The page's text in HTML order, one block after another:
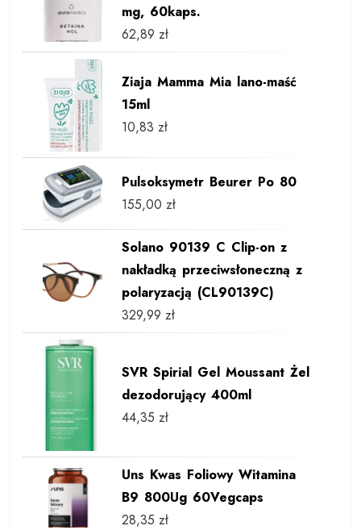
mg, 60kaps.
62,89 zł
Ziaja Mamma Mia lano-maść
15ml
10,83 zł
Pulsoksymetr Beurer Po 80
155,00 zł
Solano 90139 C Clip-on z
nakładką przeciwsłoneczną z
polaryzacją (CL90139C)
329,99 zł
SVR Spirial Gel Moussant Żel
dezodorujący 400ml
44,35 zł
Uns Kwas Foliowy Witamina
B9 800Ug 60Vegcaps
28,35 zł